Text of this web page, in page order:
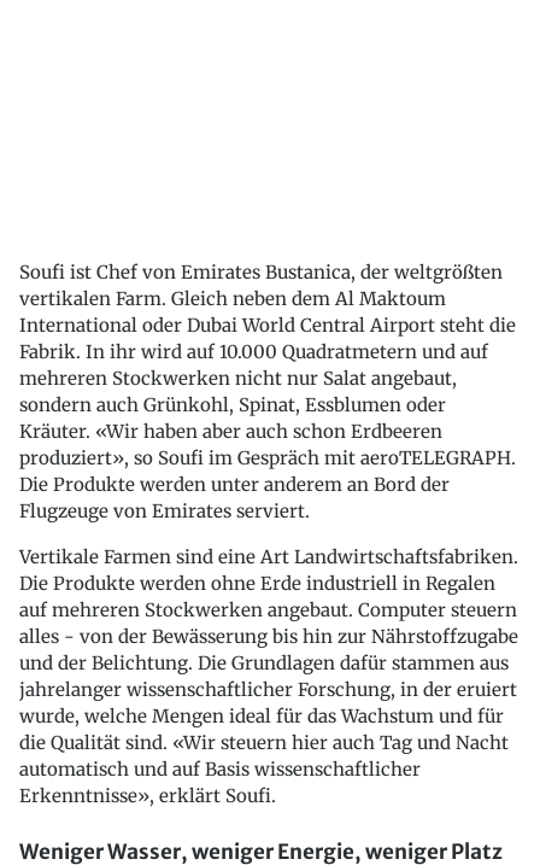
Soufi ist Chef von Emirates Bustanica, der weltgrößten
vertikalen Farm. Gleich neben dem Al Maktoum
International oder Dubai World Central Airport steht die
Fabrik. In ihr wird auf 10.000 Quadratmetern und auf
mehreren Stockwerken nicht nur Salat angebaut,
sondern auch Grünkohl, Spinat, Essblumen oder
Kräuter. «Wir haben aber auch schon Erdbeeren
produziert», so Soufi im Gespräch mit aeroTELEGRAPH.
Die Produkte werden unter anderem an Bord der
Flugzeuge von Emirates serviert.
Vertikale Farmen sind eine Art Landwirtschaftsfabriken.
Die Produkte werden ohne Erde industriell in Regalen
auf mehreren Stockwerken angebaut. Computer steuern
alles - von der Bewässerung bis hin zur Nährstoffzugabe
und der Belichtung. Die Grundlagen dafür stammen aus
jahrelanger wissenschaftlicher Forschung, in der eruiert
wurde, welche Mengen ideal für das Wachstum und für
die Qualität sind. «Wir steuern hier auch Tag und Nacht
automatisch und auf Basis wissenschaftlicher
Erkenntnisse», erklärt Soufi.
Weniger Wasser, weniger Energie, weniger Platz